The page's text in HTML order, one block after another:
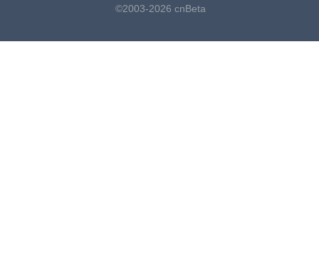
©2003-2026 cnBeta